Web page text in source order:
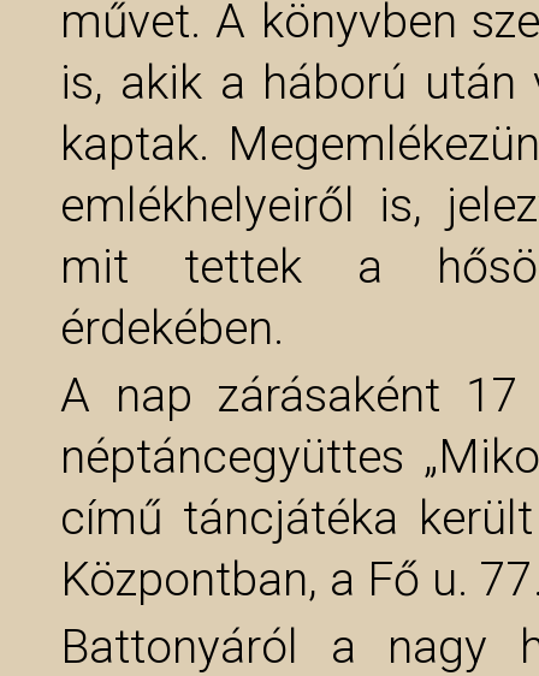
művet. A könyvben
is, akik a háború
kaptak.
emlékhelyeiről is,
mit tettek a
érdekében.
A nap zárásaként 17
néptáncegyüttes
című táncjátéka
Központban, a Fő u.
Battonyáról a nagy